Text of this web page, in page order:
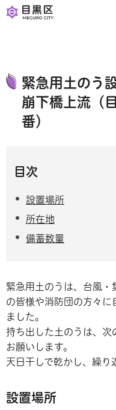
緊急用土のう
崩下橋上流（
番）
目次
設置場所
所在地
備蓄数量
緊急用土のうは、台風・
の皆様や消防団の方々に
ました。
持ち出した土のうは、次
お願いします。
天日干しで乾かし、繰り
設置場所